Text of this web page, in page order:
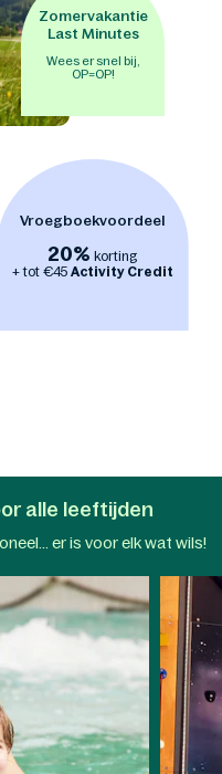
te
. Van
Zomervakantie
Last Minutes
Wees er snel bij,
OP=OP!
Vroegboekvoordeel
20% korting
+ tot €45 Activity Credit
alle leeftijden
er is voor elk wat wils!